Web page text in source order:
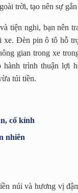
trời, tạo nên sự
tiện nghi, bạn nên
Đèn pin ô tô hỗ
gian trong xe
trình thuận lợi
túi tiền.
cổ kính
nhiên
núi và hương vị